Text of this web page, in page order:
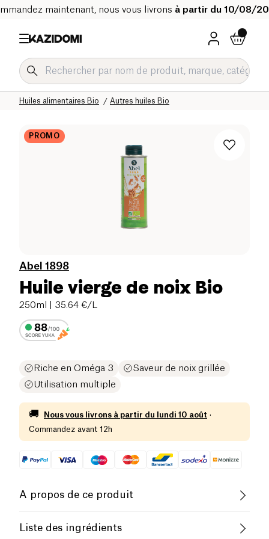
maintenant, nous vous livrons à partir du 10/08/
Autres huiles Bio
Huiles alimentaires Bio
Epicerie salée Bio
Notre catalogue bio
Accueil
PROMO
Abel 1898
Huile vierge de noix Bio
250ml | 35.64 €/L
Riche en Oméga 3
Saveur de noix grillée
Utilisation multiple
🚚 Nous vous livrons à partir du lundi 10 août ·
Commandez avant 12h
A propos de ce produit
Vegan Sans gluten (ingrédients)
Liste des ingrédients